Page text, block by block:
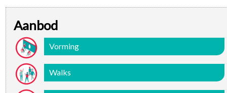
Aanbod
Vorming
Walks